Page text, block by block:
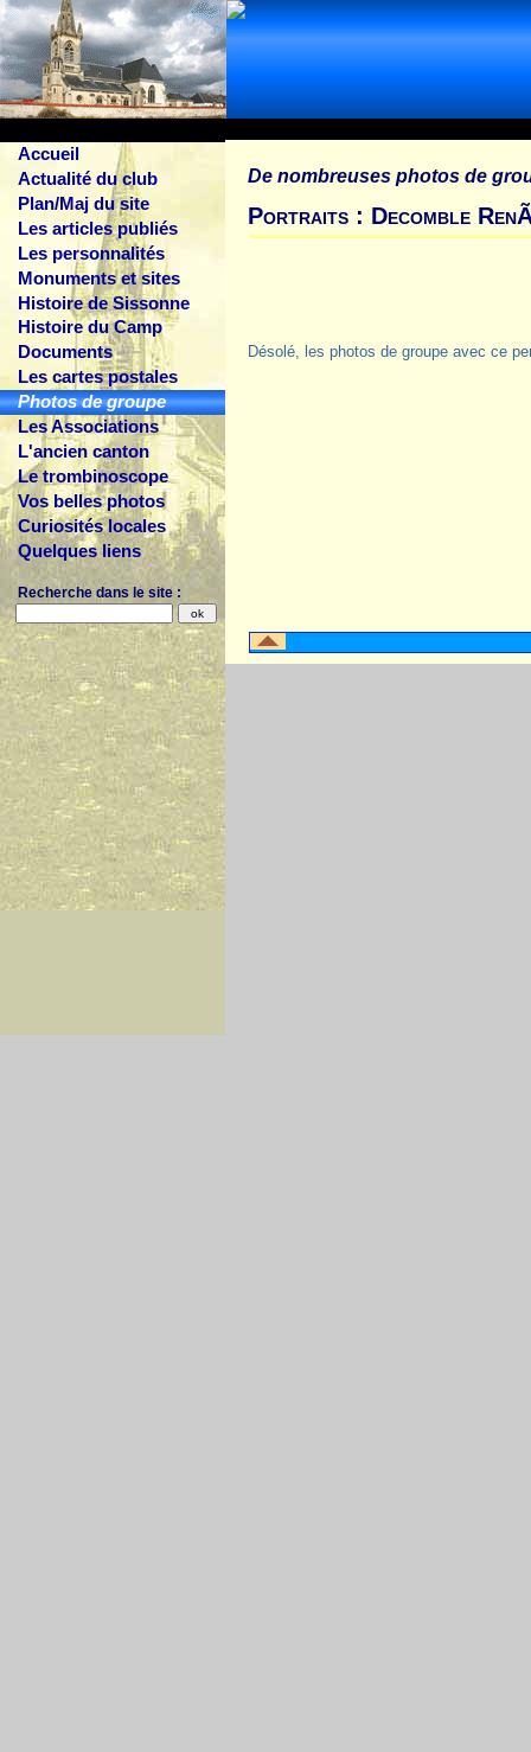
Accueil
Actualité du club
Plan/Maj du site
Les articles publiés
Les personnalités
Monuments et sites
Histoire de Sissonne
Histoire du Camp
Documents
Les cartes postales
Photos de groupe
Les Associations
L'ancien canton
Le trombinoscope
Vos belles photos
Curiosités locales
Quelques liens
Recherche dans le site :
De nombreuses photos de
Portraits : Decomble
Désolé, les photos de groupe avec ce